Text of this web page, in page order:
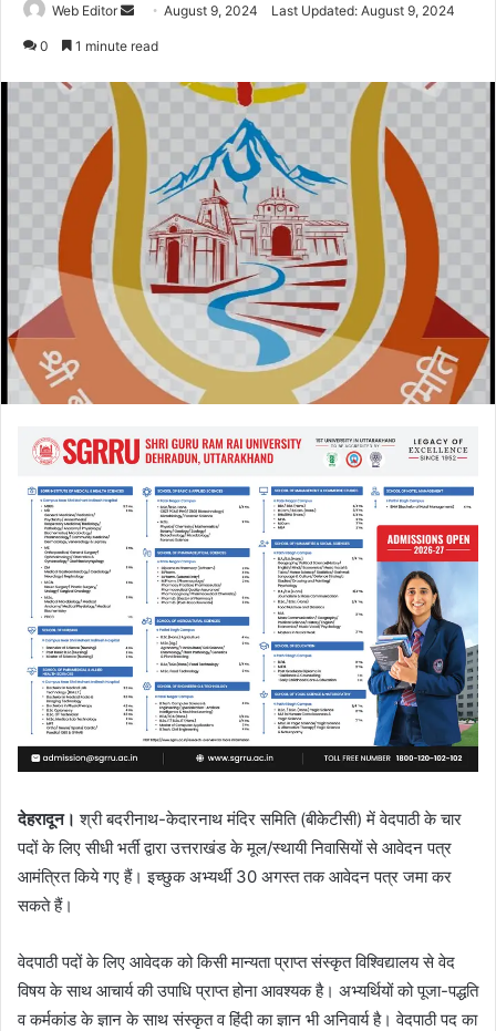
Web Editor
d
a
August 9, 2024 Last Updated: August 9, 2024
0 1 minute read
देहरादून। श्री बदरीनाथ-केदारनाथ मंदिर समिति (बीकेटीसी) में वेदपाठी के चार
पदों के लिए सीधी भर्ती द्वारा उत्तराखंड के मूल/स्थायी निवासियों से आवेदन पत्र
आमंत्रित किये गए हैं। इच्छुक अभ्यर्थी 30 अगस्त तक आवेदन पत्र जमा कर
सकते हैं।
वेदपाठी पदों के लिए आवेदक को किसी मान्यता प्राप्त संस्कृत विश्विद्यालय से वेद
विषय के साथ आचार्य की उपाधि प्राप्त होना आवश्यक है। अभ्यर्थियों को पूजा-पद्धति
व कर्मकांड के ज्ञान के साथ संस्कृत व हिंदी का ज्ञान भी अनिवार्य है। वेदपाठी पद का